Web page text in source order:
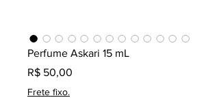
Perfume Askari 15 mL
R$ 50,00
Frete fixo.